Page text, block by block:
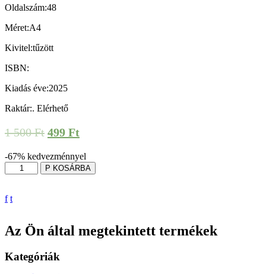
Oldalszám:48
Méret:A4
Kivitel:tűzött
ISBN:
Kiadás éve:2025
Raktár:. Elérhető
1 500Ft 499 Ft
-67% kedvezménnyel
P KOSÁRBA
f t
Az Ön által megtekintett termékek
Kategóriák